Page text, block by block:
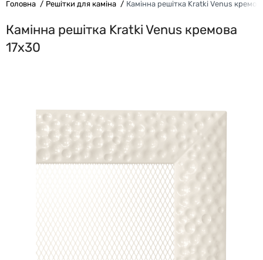
Головна Решітки для каміна Камінна решітка Kratki Venus
Камінна решітка Kratki Venus кремова
17x30